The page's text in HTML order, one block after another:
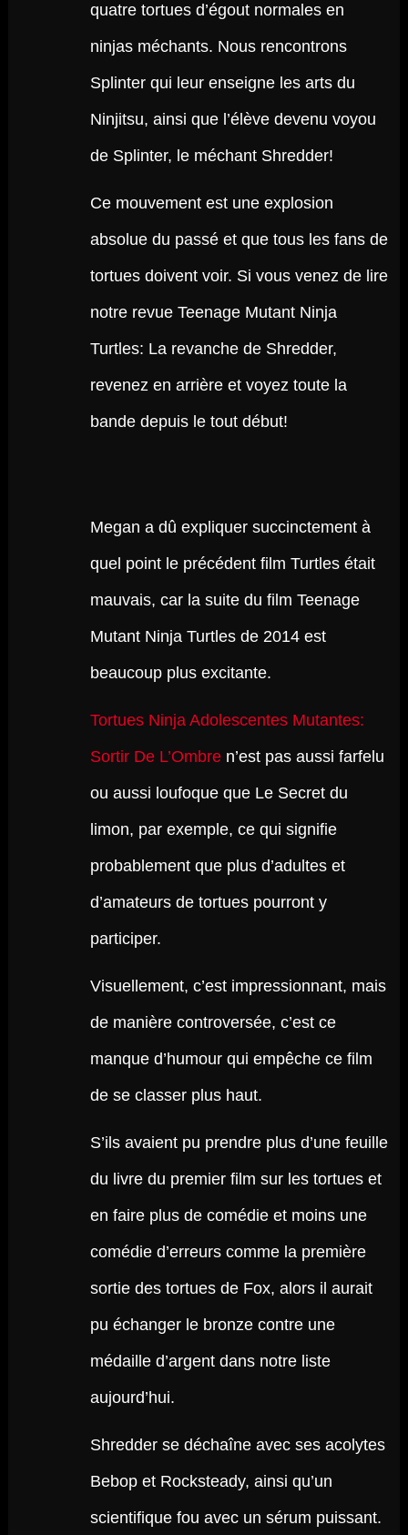
quatre tortues d’égout normales en
ninjas méchants. Nous rencontrons
Splinter qui leur enseigne les arts du
Ninjitsu, ainsi que l’élève devenu voyou
de Splinter, le méchant Shredder!
Ce mouvement est une explosion
absolue du passé et que tous les fans de
tortues doivent voir. Si vous venez de lire
notre revue Teenage Mutant Ninja
Turtles: La revanche de Shredder,
revenez en arrière et voyez toute la
bande depuis le tout début!
Megan a dû expliquer succinctement à
quel point le précédent film Turtles était
mauvais, car la suite du film Teenage
Mutant Ninja Turtles de 2014 est
beaucoup plus excitante.
Tortues Ninja Adolescentes Mutantes:
Sortir De L’Ombren’est pas aussi farfelu
ou aussi loufoque que Le Secret du
limon, par exemple, ce qui signifie
probablement que plus d’adultes et
d’amateurs de tortues pourront y
participer.
Visuellement, c’est impressionnant, mais
de manière controversée, c’est ce
manque d’humour qui empêche ce film
de se classer plus haut.
S’ils avaient pu prendre plus d’une feuille
du livre du premier film sur les tortues et
en faire plus de comédie et moins une
comédie d’erreurs comme la première
sortie des tortues de Fox, alors il aurait
pu échanger le bronze contre une
médaille d’argent dans notre liste
aujourd’hui.
Shredder se déchaîne avec ses acolytes
Bebop et Rocksteady, ainsi qu’un
scientifique fou avec un sérum puissant.